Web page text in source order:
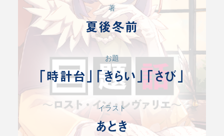
著
夏後冬前
お題
「時計台」「きらい」「さび」
イラスト
あとき